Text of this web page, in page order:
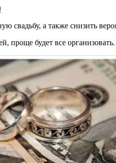
свадьбу, а также снизить
проще будет все организовать.